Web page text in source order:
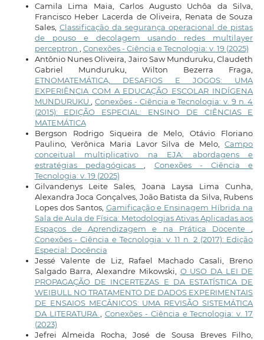
Camila Lima Maia, Carlos Augusto Uchôa da Silva,
Francisco Heber Lacerda de Oliveira, Renata de Souza
Sales, Classificação da segurança operacional de pistas
de pouso e decolagem usando redes multilayer
perceptron
Conexões - Ciência e Tecnologia: v. 19 (2025)
Antônio Nunes Oliveira, Jairo Saw Munduruku, Claudeth
Gabriel Munduruku, Wilton Bezerra Fraga,
ETNOMATEMÁTICA, DESAFIOS E JOGOS: UMA
EXPERIÊNCIA COM A EDUCAÇÃO ESCOLAR INDÍGENA
MUNDURUKU
,Conexões - Ciência e Tecnologia: v. 9 n. 4
(2015): EDIÇÃO ESPECIAL: ENSINO DE CIÊNCIAS E
MATEMÁTICA
Bergson Rodrigo Siqueira de Melo, Otávio Floriano
Paulino, Verônica Maria Lavor Silva de Melo,Campo
conceitual multiplicativo na EJA: abordagens e
estratégias pedagógicas
Conexões - Ciência e
Tecnologia: v. 19 (2025)
Gilvandenys Leite Sales, Joana Laysa Lima Cunha,
Alexandra Joca Gonçalves, João Batista da Silva, Rubens
Lopes dos Santos, Gamificação e Ensinagem Híbrida na
Sala de Aula de Física: Metodologias Ativas Aplicadas aos
Espaços de Aprendizagem e na Prática Docente
Conexões - Ciência e Tecnologia: v. 11 n. 2 (2017): Edição
Especial: Docência
Jessé Valente de Liz, Rafael Machado Casali, Breno
Salgado Barra, Alexandre Mikowski, O USO DA LEI DE
PROPAGAÇÃO DE INCERTEZAS E DA ESTATÍSTICA DE
WEIBULL NO TRATAMENTO DE DADOS EXPERIMENTAIS
DE ENSAIOS MECÂNICOS: UMA REVISÃO SISTEMÁTICA
DA LITERATURA
Conexões - Ciência e Tecnologia: v. 17
(2023)
Jefrei Almeida Rocha, José de Sousa Breves Filho,